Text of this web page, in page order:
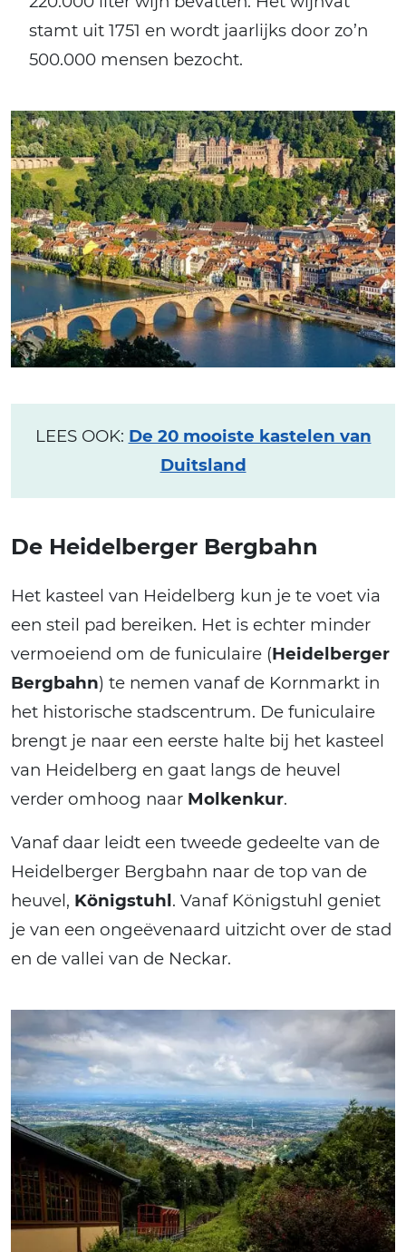
stamt uit 1751 en wordt jaarlijks door zo’n
500.000 mensen bezocht.
LEES OOK: De 20 mooiste kastelen van
Duitsland
De Heidelberger Bergbahn
Het kasteel van Heidelberg kun je te voet via
een steil pad bereiken. Het is echter minder
vermoeiend om de funiculaire (Heidelberger
Bergbahn) te nemen vanaf de Kornmarkt in
het historische stadscentrum. De funiculaire
brengt je naar een eerste halte bij het kasteel
van Heidelberg en gaat langs de heuvel
verder omhoog naar Molkenkur.
Vanaf daar leidt een tweede gedeelte van de
Heidelberger Bergbahn naar de top van de
heuvel, Königstuhl. Vanaf Königstuhl geniet
je van een ongeëvenaard uitzicht over de stad
en de vallei van de Neckar.